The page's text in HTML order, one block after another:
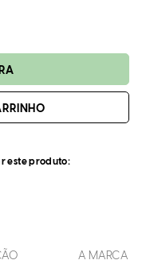
este produto:
A MARCA